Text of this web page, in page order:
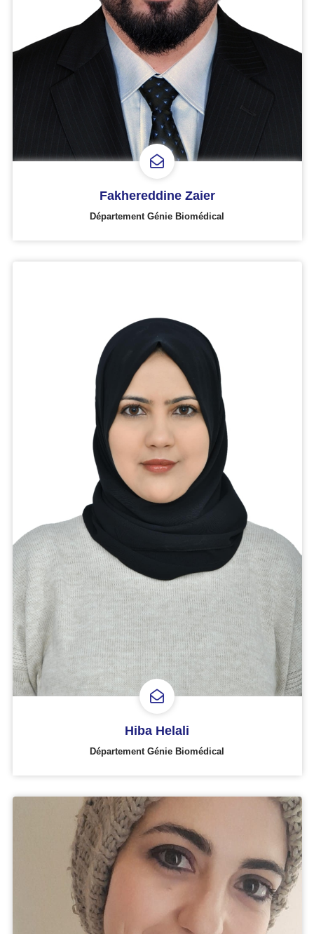
Fakhereddine Zaier
Département Génie Biomédical
Hiba Helali
Département Génie Biomédical